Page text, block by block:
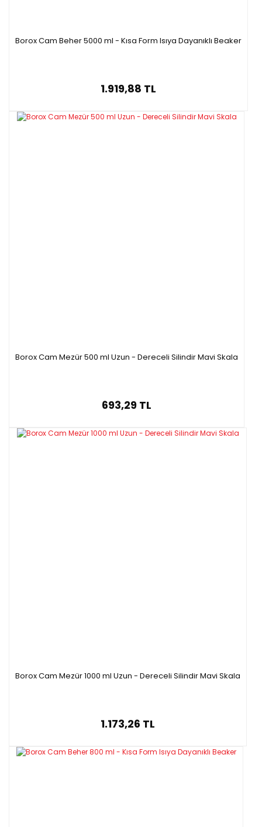
Borox Cam Beher 5000 ml - Kısa Form Isıya Dayanıklı Beaker
1.919,88 TL
Borox Cam Mezür 500 ml Uzun - Dereceli Silindir Mavi Skala
693,29 TL
Borox Cam Mezür 1000 ml Uzun - Dereceli Silindir Mavi Skala
1.173,26 TL